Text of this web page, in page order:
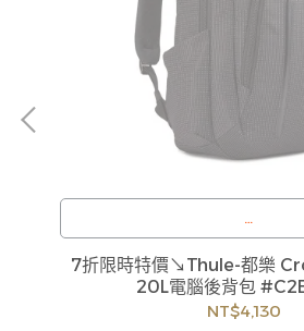
訂購注意事項 :
商品流動性快且多個平台共用庫存
情形，客服人員將立即與您聯繫交
無法出貨，本公司將有權取消訂單
7折限時特價↘Thule-都樂
20L電腦後背包
NT$4,130